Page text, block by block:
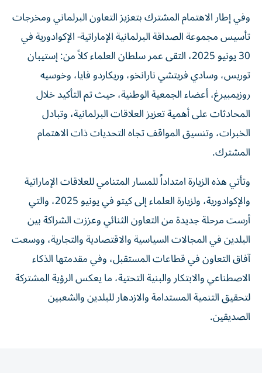
وفي إطار الاهتمام المشترك بتعزيز التعاون البرلماني ومخرجات
تأسيس مجموعة الصداقة البرلمانية الإماراتية- الإكوادورية في
30 يونيو 2025، التقى عمر سلطان العلماء كلاً من: إستيبان
توريس، وسادي فريتشي نارانخو، وريكاردو فايا، وخوسيه
روزيمبيرغ، أعضاء الجمعية الوطنية، حيث تم التأكيد خلال
المحادثات على أهمية تعزيز العلاقات البرلمانية، وتبادل
الخبرات، وتنسيق المواقف تجاه التحديات ذات الاهتمام
المشترك.
وتأتي هذه الزيارة امتداداً للمسار المتنامي للعلاقات الإماراتية
والإكوادورية، ولزيارة العلماء إلى كيتو في يونيو 2025، والتي
أرست مرحلة جديدة من التعاون الثنائي وعززت الشراكة بين
البلدين في المجالات السياسية والاقتصادية والتجارية، ووسعت
آفاق التعاون في قطاعات المستقبل، وفي مقدمتها الذكاء
الاصطناعي والابتكار والبنية التحتية، ما يعكس الرؤية المشتركة
لتحقيق التنمية المستدامة والازدهار للبلدين والشعبين
الصديقين.